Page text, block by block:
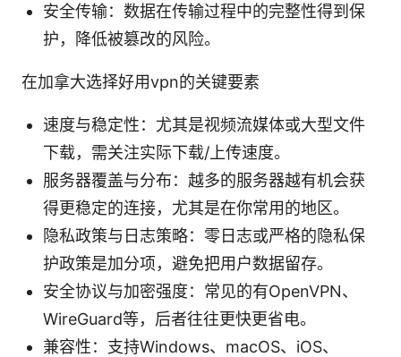
安全传输：数据在传输过程中的完整性得到保
护，降低被篡改的风险。
在加拿大选择好用vpn的关键要素
速度与稳定性：尤其是视频流媒体或大型文件
下载，需关注实际下载/上传速度。
服务器覆盖与分布：越多的服务器越有机会获
得更稳定的连接，尤其是在你常用的地区。
隐私政策与日志策略：零日志或严格的隐私保
护政策是加分项，避免把用户数据留存。
安全协议与加密强度：常见的有OpenVPN、
WireGuard等，后者往往更快更省电。
兼容性：支持Windows、macOS、iOS、